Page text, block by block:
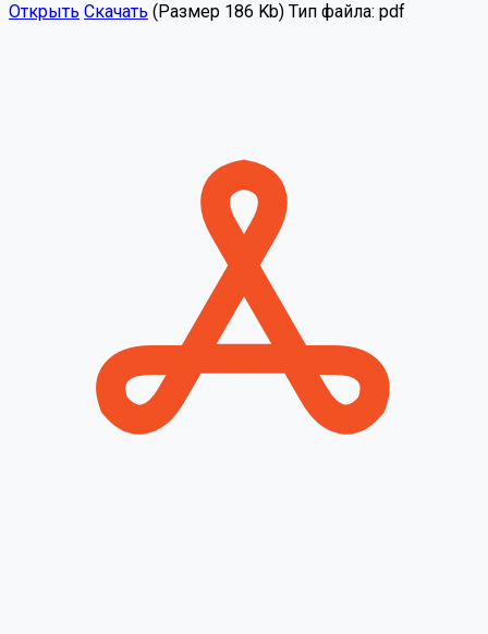
Открыть Скачать (Размер 186 Kb) Тип файла: pdf